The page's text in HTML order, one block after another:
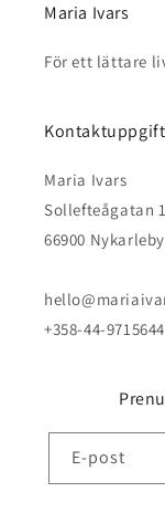
Maria Ivars
För ett lättare
Maria Ivars
Sollefteågatan
66900 Nykarleby
+358-44-9715644
E-post